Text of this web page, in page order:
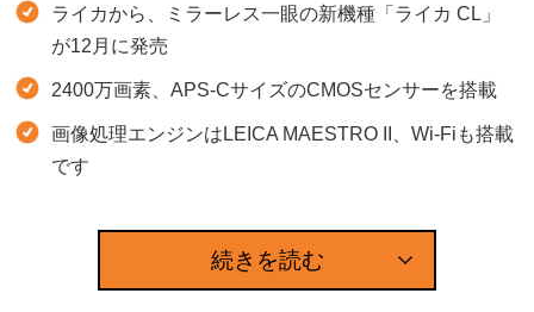
ライカから、ミラーレス一眼の新機種「ライカ CL」
が12月に発売
2400万画素、APS-CサイズのCMOSセンサーを搭載
画像処理エンジンはLEICA MAESTRO II、Wi-Fiも搭載
です
続きを読む